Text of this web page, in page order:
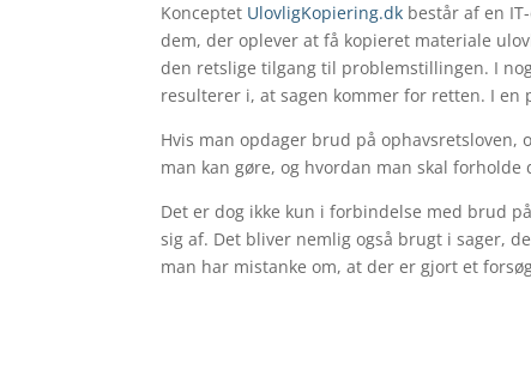
Konceptet UlovligKopiering.dk består af en
dem, der oplever at få kopieret materiale
den retslige tilgang til problemstillingen. I
resulterer i, at sagen kommer for retten. I
Hvis man opdager brud på ophavsretsloven,
man kan gøre, og hvordan man skal forholde
Det er dog ikke kun i forbindelse med brud
sig af. Det bliver nemlig også brugt i sager,
man har mistanke om, at der er gjort et